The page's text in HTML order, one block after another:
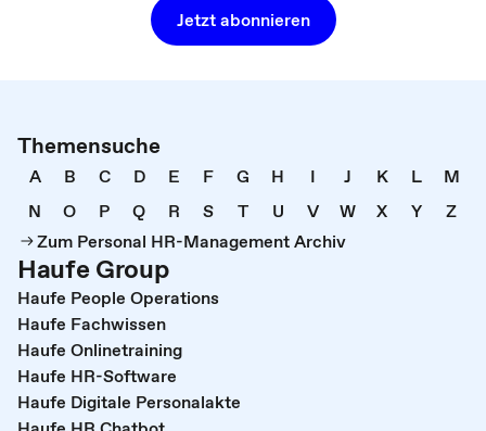
Jetzt abonnieren
Themensuche
A B C D E F G H I J K L
M
N
O P Q R S T U V W X Y
Z
Zum Personal HR-Management Archiv
Haufe Group
Haufe People Operations
Haufe Fachwissen
Haufe Onlinetraining
Haufe HR-Software
Haufe Digitale Personalakte